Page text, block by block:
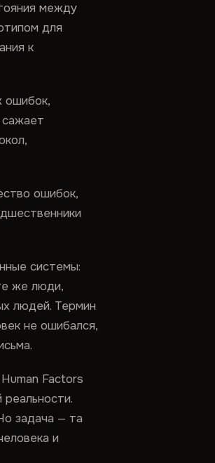
между
для
к
ошибок,
сажает
ошибок,
системы:
же люди,
людей. Термин
не ошибался,
Factors
задача — та
и